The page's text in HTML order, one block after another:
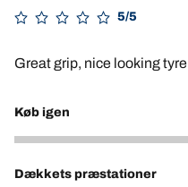
5/5
Great grip, nice looking tyre
Køb igen
5
Dækkets præstationer